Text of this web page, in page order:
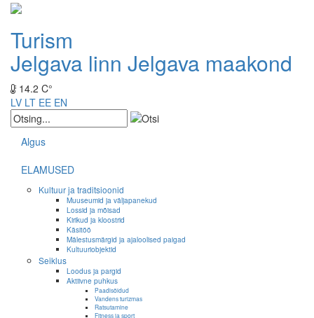
Turism
Jelgava linn Jelgava maakond
14.2 C°
LV LT EE EN
Algus
ELAMUSED
Kultuur ja traditsioonid
Muuseumid ja väljapanekud
Lossid ja mõisad
Kirikud ja kloostrid
Käsitöö
Mälestusmärgid ja ajaloolised paigad
Kultuuriobjektid
Seiklus
Loodus ja pargid
Aktiivne puhkus
Paadisõidud
Vandens turizmas
Ratsutamine
Fitness ja sport